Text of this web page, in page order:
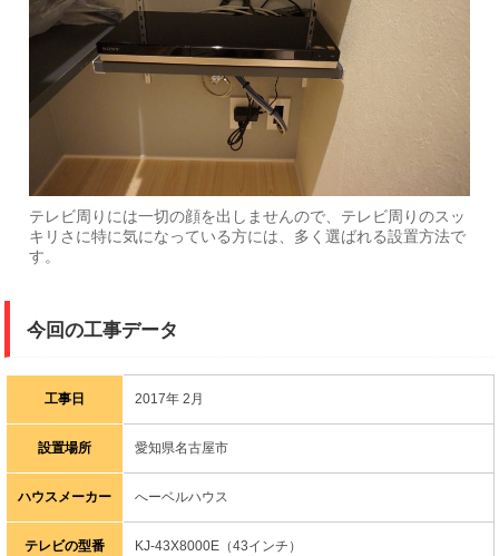
テレビ周りには一切の顔を出しませんので、テレビ周りのスッ
キリさに特に気になっている方には、多く選ばれる設置方法で
す。
今回の工事データ
工事日 2017年 2月
設置場所 愛知県名古屋市
ハウスメーカー へーベルハウス
テレビの型番 KJ-43X8000E（43インチ）